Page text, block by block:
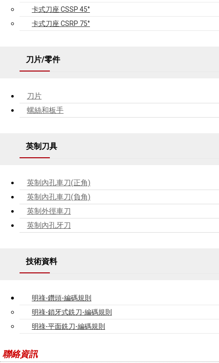
卡式刀座 CSSP 45°
卡式刀座 CSRP 75°
刀片/零件
刀片
螺絲和板手
英制刀具
英制內孔車刀(正角)
英制內孔車刀(負角)
英制外徑車刀
英制內孔牙刀
技術資料
明祿-鑽頭-編碼規則
明祿-鎖牙式銑刀-編碼規則
明祿-平面銑刀-編碼規則
聯絡資訊